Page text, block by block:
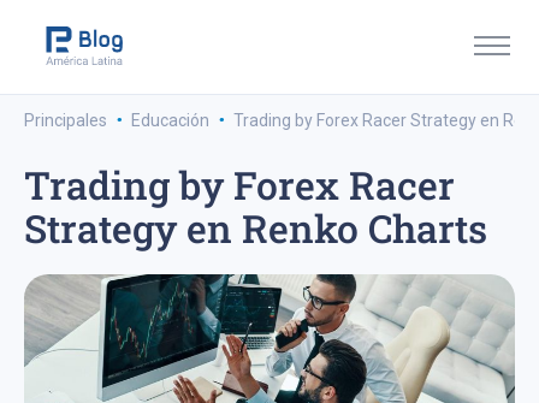
Principales · Educación · Trading by Forex Racer Strategy en
Trading by Forex Racer
Strategy en Renko Charts